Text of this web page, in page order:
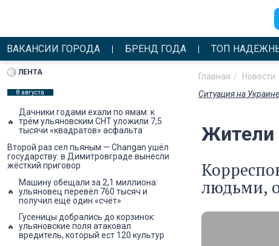
ВАКАНСИИ ГОРОДА БРЕНД ГОДА ТОП
Главная Новости
Ситуация на Украине
Жители
людьми,
ЛЕНТА
8 августа
Дачники годами ехали по ямам: к
трём ульяновским СНТ уложили 7,5
тысячи «квадратов» асфальта
Второй раз сел пьяным — Changan ушёл
государству: в Димитровграде вынесли
жёсткий приговор
Машину обещали за 2,1 миллиона:
ульяновец перевёл 760 тысяч и
получил ещё один «счёт»
Гусеницы добрались до корзинок:
ульяновские поля атаковал
вредитель, который ест 120 культур